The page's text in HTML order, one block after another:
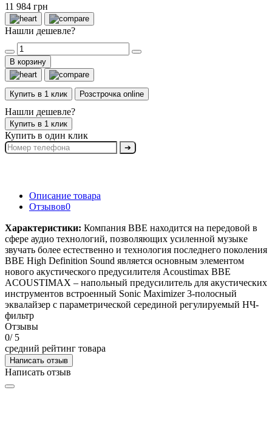
11 984 грн
Нашли дешевле?
В корзину
Купить в 1 клик Розстрочка online
Нашли дешевле?
Купить в 1 клик
Купить в один клик
➔
Описание товара
Отзывов0
Характеристики: Компания BBE находится на передовой в
сфере аудио технологий, позволяющих усиленной музыке
звучать более естественно и технология последнего поколения
BBE High Definition Sound является основным элементом
нового акустического предусилителя Acoustimax BBE
ACOUSTIMAX – напольный предусилитель для акустических
инструментов встроенный Sonic Maximizer 3-полосный
эквалайзер с параметрической серединой регулируемый НЧ-
фильтр
Отзывы
0/ 5
средний рейтинг товара
Написать отзыв
Написать отзыв